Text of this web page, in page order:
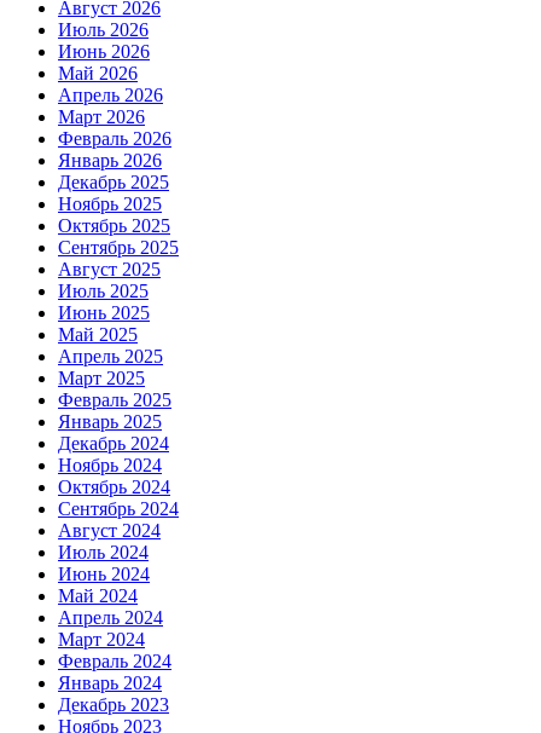
Август 2026
Июль 2026
Июнь 2026
Май 2026
Апрель 2026
Март 2026
Февраль 2026
Январь 2026
Декабрь 2025
Ноябрь 2025
Октябрь 2025
Сентябрь 2025
Август 2025
Июль 2025
Июнь 2025
Май 2025
Апрель 2025
Март 2025
Февраль 2025
Январь 2025
Декабрь 2024
Ноябрь 2024
Октябрь 2024
Сентябрь 2024
Август 2024
Июль 2024
Июнь 2024
Май 2024
Апрель 2024
Март 2024
Февраль 2024
Январь 2024
Декабрь 2023
Ноябрь 2023